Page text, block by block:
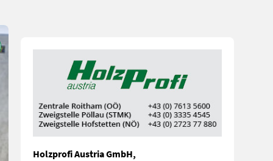
Holzprofi Austria GmbH,